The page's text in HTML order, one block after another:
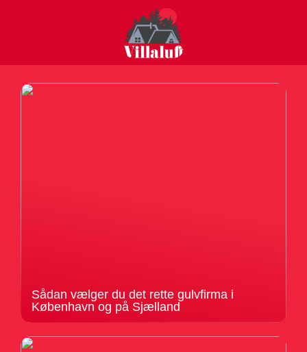
Sådan vælger du det rette gulvfirma i
København og på Sjælland